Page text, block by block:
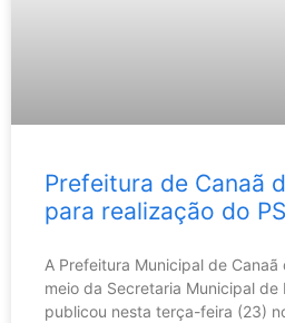
Prefeitura de Canaã
para realização do
A Prefeitura Municipal de Canaã
meio da Secretaria Municipal de
publicou nesta terça-feira (23)